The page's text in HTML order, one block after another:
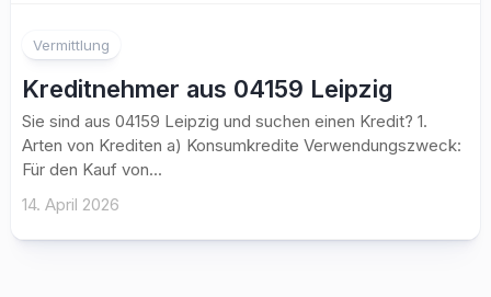
Vermittlung
Kreditnehmer aus 04159 Leipzig
Sie sind aus 04159 Leipzig und suchen einen Kredit? 1.
Arten von Krediten a) Konsumkredite Verwendungszweck:
Für den Kauf von...
14. April 2026